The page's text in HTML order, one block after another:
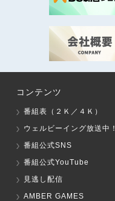
コンテンツ
番組表（２Ｋ／４Ｋ）
ウェルビーイング放送中！
番組公式SNS
番組公式YouTube
見逃し配信
AMBER GAMES